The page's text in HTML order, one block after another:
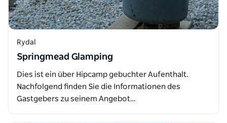
Rydal
Springmead Glamping
Dies ist ein über Hipcamp gebuchter Aufenthalt.
Nachfolgend finden Sie die Informationen des
Gastgebers zu seinem Angebot…